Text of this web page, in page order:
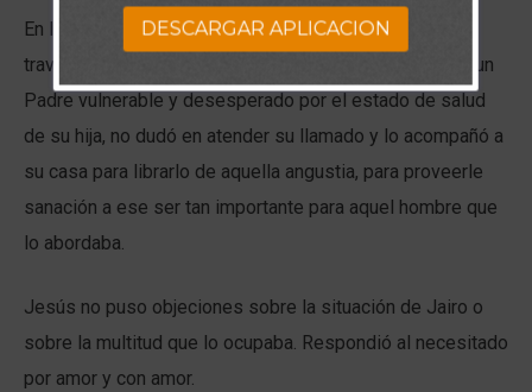
En las escrituras de hoy, vemos como Jesús obraba a
través de ese amor incondicional. Al ser abordado por un
Padre vulnerable y desesperado por el estado de salud
de su hija, no dudó en atender su llamado y lo acompañó a
su casa para librarlo de aquella angustia, para proveerle
sanación a ese ser tan importante para aquel hombre que
lo abordaba.
Jesús no puso objeciones sobre la situación de Jairo o
sobre la multitud que lo ocupaba. Respondió al necesitado
por amor y con amor.
DESCARGAR APLICACION